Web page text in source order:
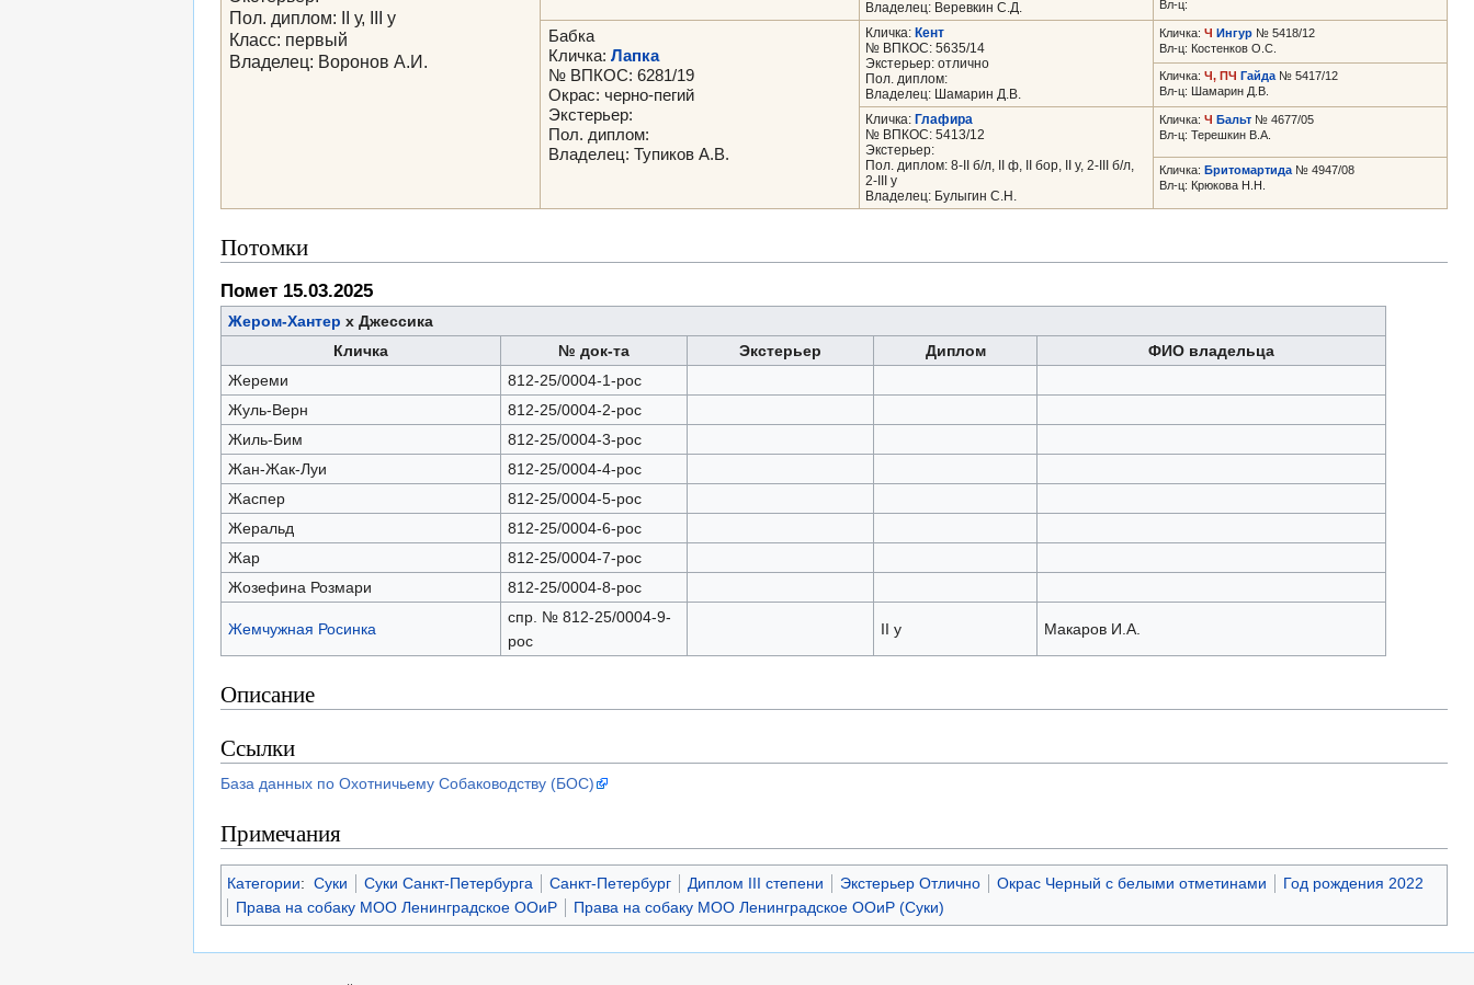
Пол. диплом: II у, III у
Класс: первый
Владелец: Воронов А.И.
Владелец: Веревкин С.Д.
Вл-ц:
Бабка
Кличка: Лапка
№ ВПКОС: 6281/19
Окрас: черно-пегий
Экстерьер:
Пол. диплом:
Владелец: Тупиков А.В.
Кличка: Кент
№ ВПКОС: 5635/14
Экстерьер: отлично
Пол. диплом:
Владелец: Шамарин Д.В.
Кличка: Ч Ингур № 5418/12
Вл-ц: Костенков О.С.
Кличка: Ч, ПЧ Гайда № 5417/12
Вл-ц: Шамарин Д.В.
Кличка: Глафира
№ ВПКОС: 5413/12
Экстерьер:
Пол. диплом: 8-II б/л, II ф, II бор, II у, 2-III б/л,
2-III у
Владелец: Булыгин С.Н.
Кличка: Ч Бальт № 4677/05
Вл-ц: Терешкин В.А.
Кличка: Бритомартида № 4947/08
Вл-ц: Крюкова Н.Н.
Потомки
Помет 15.03.2025
Жером-Хантер х Джессика
Кличка
№ док-та Экстерьер Диплом
ФИО владельца
Жереми
812-25/0004-1-рос
Жуль-Верн
812-25/0004-2-рос
Жиль-Бим
812-25/0004-3-рос
Жан-Жак-Луи
812-25/0004-4-рос
Жаспер
812-25/0004-5-рос
Жеральд
812-25/0004-6-рос
Жар
812-25/0004-7-рос
Жозефина Розмари
812-25/0004-8-рос
Жемчужная Росинка
спр. № 812-25/0004-9-
рос
II у Макаров И.А.
Описание
Ссылки
База данных по Охотничьему Собаководству (БОС)
Примечания
Категории: Суки Суки Санкт-Петербурга Санкт-Петербург Диплом III степени Экстерьер Отлично Окрас Черный с белыми отметинами
Год рождения 2022
Права на собаку МОО Ленинградское ООиР
Права на собаку МОО Ленинградское ООиР (Суки)